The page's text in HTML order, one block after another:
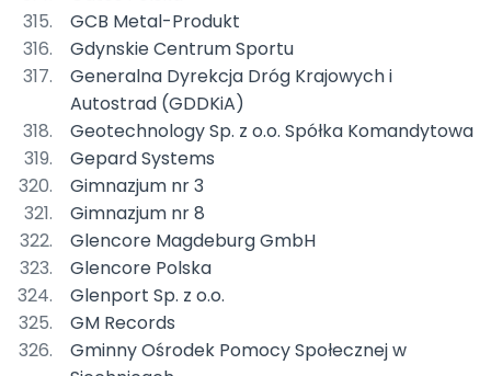
GCB Metal-Produkt
Gdynskie Centrum Sportu
Generalna Dyrekcja Dróg Krajowych i
Autostrad (GDDKiA)
Geotechnology Sp. z o.o. Spółka Komandytowa
Gepard Systems
Gimnazjum nr 3
Gimnazjum nr 8
Glencore Magdeburg GmbH
Glencore Polska
Glenport Sp. z o.o.
GM Records
Gminny Ośrodek Pomocy Społecznej w